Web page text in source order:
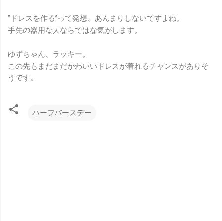
”ドレスを作る”って発想、あんまりしないですよね。
手先の器用な人ならではな気がします。
ゆずちゃん、ラッキー。
この先もまだまだかわいいドレスが着れるチャンスがありそ
うです。
ハーフバースデー